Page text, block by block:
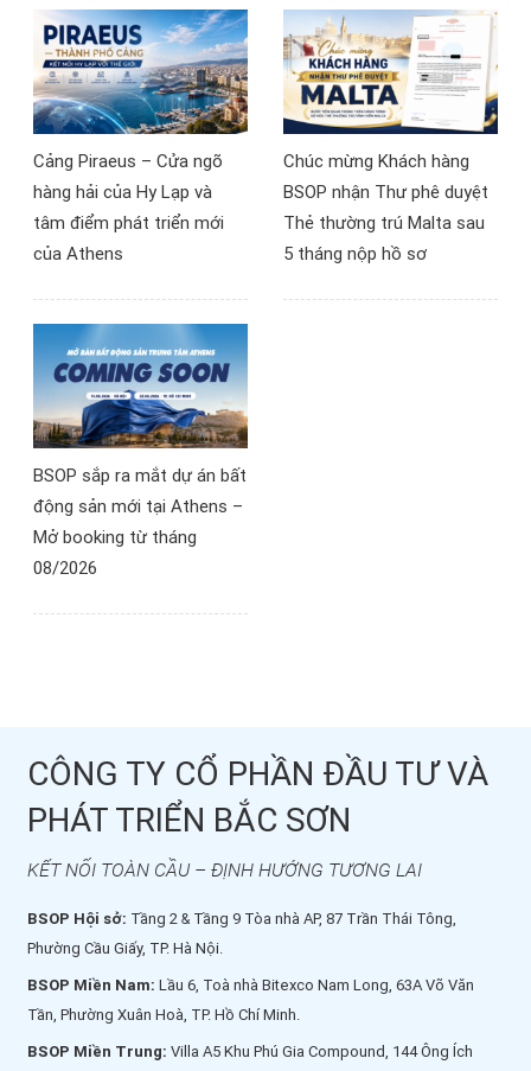
Cảng Piraeus – Cửa ngõ
hàng hải của Hy Lạp và
tâm điểm phát triển mới
của Athens
Chúc mừng Khách hàng
BSOP nhận Thư phê duyệt
Thẻ thường trú Malta sau
5 tháng nộp hồ sơ
BSOP sắp ra mắt dự án bất
động sản mới tại Athens –
Mở booking từ tháng
08/2026
CÔNG TY CỔ PHẦN ĐẦU TƯ VÀ
PHÁT TRIỂN BẮC SƠN
KẾT NỐI TOÀN CẦU – ĐỊNH HƯỚNG TƯƠNG LAI
BSOP Hội sở: Tầng 2 & Tầng 9 Tòa nhà AP, 87 Trần Thái Tông,
Phường Cầu Giấy, TP. Hà Nội.
BSOP Miền Nam: Lầu 6, Toà nhà Bitexco Nam Long, 63A Võ Văn
Tần, Phường Xuân Hoà, TP. Hồ Chí Minh.
BSOP Miền Trung: Villa A5 Khu Phú Gia Compound, 144 Ông Ích